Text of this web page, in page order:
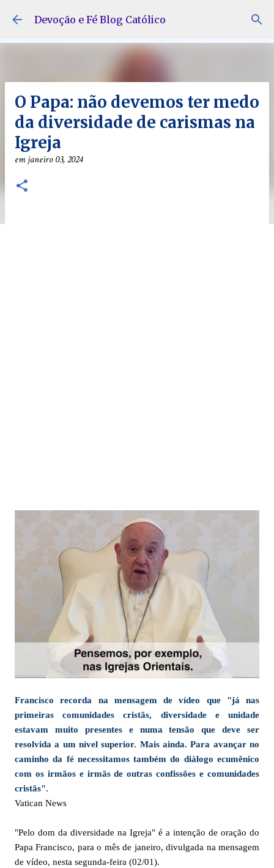
Pular para o conteúdo principal
Devoção e Fé Blog Católico
O Papa: não devemos ter medo
da diversidade de carismas na
Igreja
emjaneiro 03, 2024
Francisco recorda na mensagem de vídeo que "já nas
primeiras comunidades cristãs, diversidade e unidade
estavam muito presentes e numa tensão que deve ser
resolvida a um nível superior. Mais ainda. Para avançar no
caminho da fé necessitamos também do diálogo ecumênico
com os irmãos e irmãs de outras confissões e comunidades
cristãs".
Vatican News
"Pelo dom da diversidade na Igreja" é a intenção de oração do
Papa Francisco, para o mês de janeiro, divulgada na mensagem
de vídeo, nesta segunda-feira (02/01).